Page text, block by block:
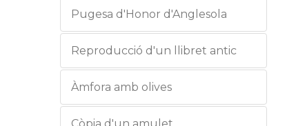
Pugesa d'Honor d'Anglesola
Reproducció d'un llibret antic
Àmfora amb olives